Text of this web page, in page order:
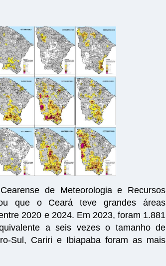
de Meteorologia e Recursos
que o Ceará teve grandes áreas
2020 e 2024. Em 2023, foram 1.881
a seis vezes o tamanho de
Sul, Cariri e Ibiapaba foram as mais